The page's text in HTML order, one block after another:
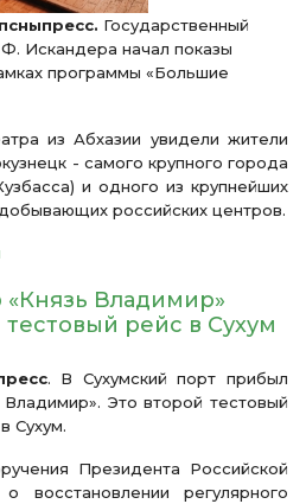
Государственный
Искандера начал показы
программы «Большие
из Абхазии увидели жители
- самого крупного города
и одного из крупнейших
российских центров.
Владимир»
рейс в Сухум
. В Сухумский порт прибыл
Это второй тестовый
Сухум.
Президента Российской
регулярного